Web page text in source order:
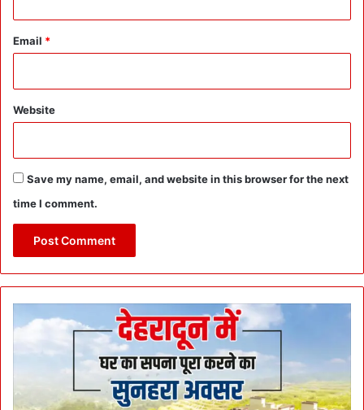
Email *
Website
Save my name, email, and website in this browser for the next
time I comment.